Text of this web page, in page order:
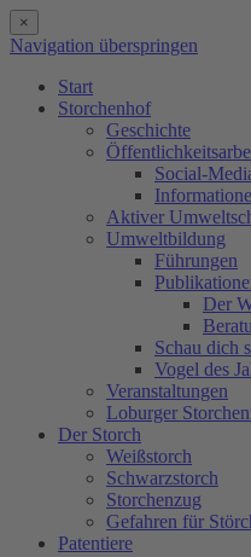
×
Navigation überspringen
Start
Storchenhof
Geschichte
Social-
Aktiver
Umweltbildung
Führungen
Der
Schau dich
Vogel des
Veranstaltungen
Loburger
Der Storch
Weißstorch
Schwarzstorch
Storchenzug
Gefahren für
Patentiere